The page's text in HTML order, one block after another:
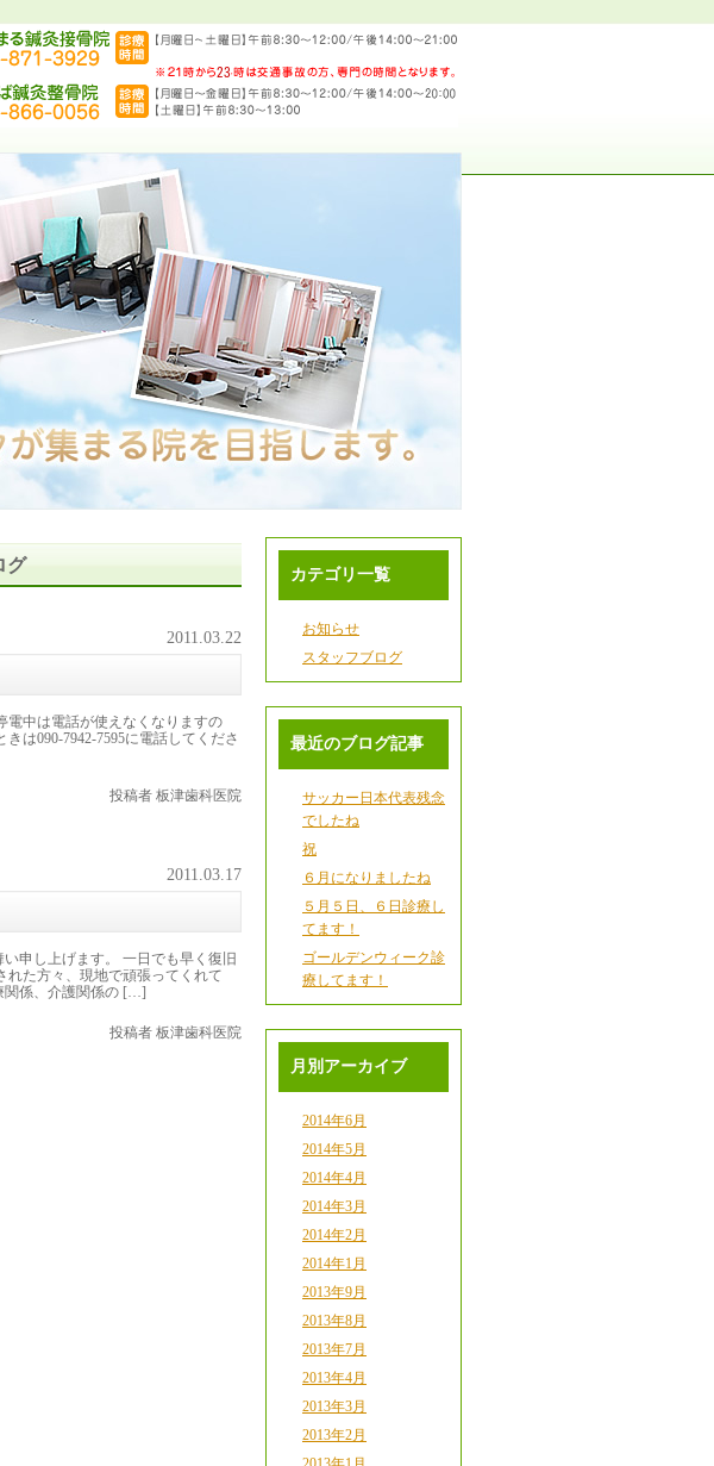
グ
2011.03.22
電中は電話が使えなくなりますの
は090-7942-7595に電話してくださ
投稿者 板津歯科医院
2011.03.17
申し上げます。 一日でも早く復旧
れた方々、現地で頑張ってくれて
関係、介護関係の […]
投稿者 板津歯科医院
カテゴリ一覧
お知らせ
スタッフブログ
最近のブログ記事
サッカー日本代表残念
でしたね
祝
６月になりましたね
５月５日、６日診療し
てます！
ゴールデンウィーク診
療してます！
月別アーカイブ
2014年6月
2014年5月
2014年4月
2014年3月
2014年2月
2014年1月
2013年9月
2013年8月
2013年7月
2013年4月
2013年3月
2013年2月